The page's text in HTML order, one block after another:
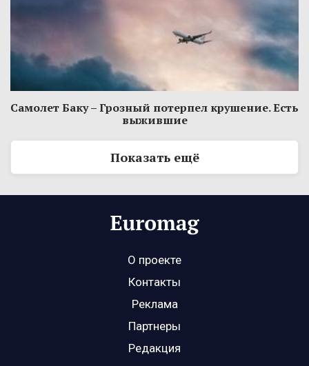
Самолет Баку – Грозный потерпел крушение. Есть
выжившие
Показать ещё
О проекте
Контакты
Реклама
Партнеры
Редакция